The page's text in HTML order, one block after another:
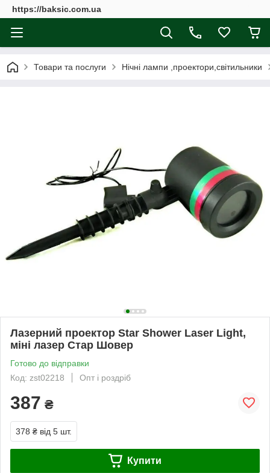
https://baksic.com.ua
Товари та послуги Нічні лампи ,проектори,світильники
Лазерний проектор Star Shower Laser Light,
міні лазер Стар Шовер
Готово до відправки
Код: zst02218
Опт і роздріб
387 ₴
378 ₴ від 5 шт.
Купити